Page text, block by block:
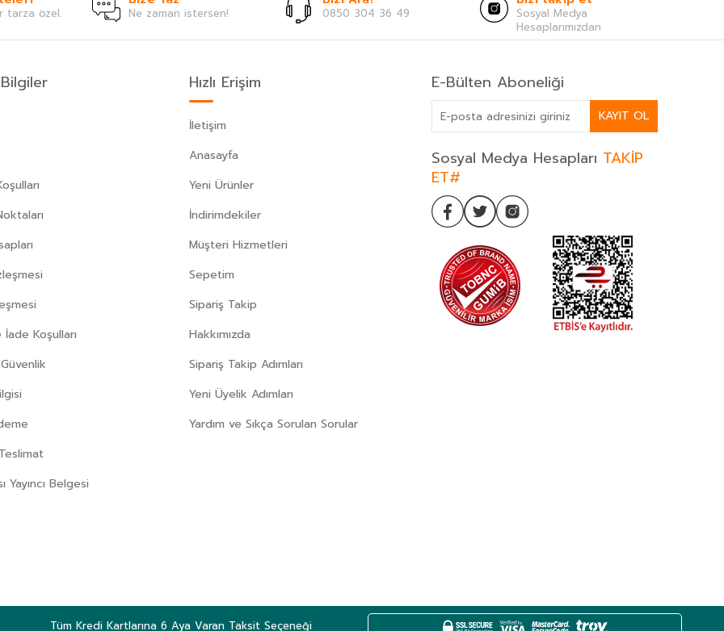
tarza özel. Ne zaman istersen! 0850 304 36 49
Sosyal Medya
Hesaplarımızdan
Koşulları
Yayıncı Belgesi
Hızlı Erişim
İletişim
Anasayfa
Yeni Ürünler
İndirimdekiler
Müşteri Hizmetleri
Sepetim
Sipariş Takip
Hakkımızda
Sipariş Takip Adımları
Yeni Üyelik Adımları
Yardım ve Sıkça Sorulan Sorular
E-Bülten Aboneliği
KAYIT OL
Sosyal Medya Hesapları TAKİP
ET#
Tüm Kredi Kartlarına 6 Aya Varan Taksit Seçeneği